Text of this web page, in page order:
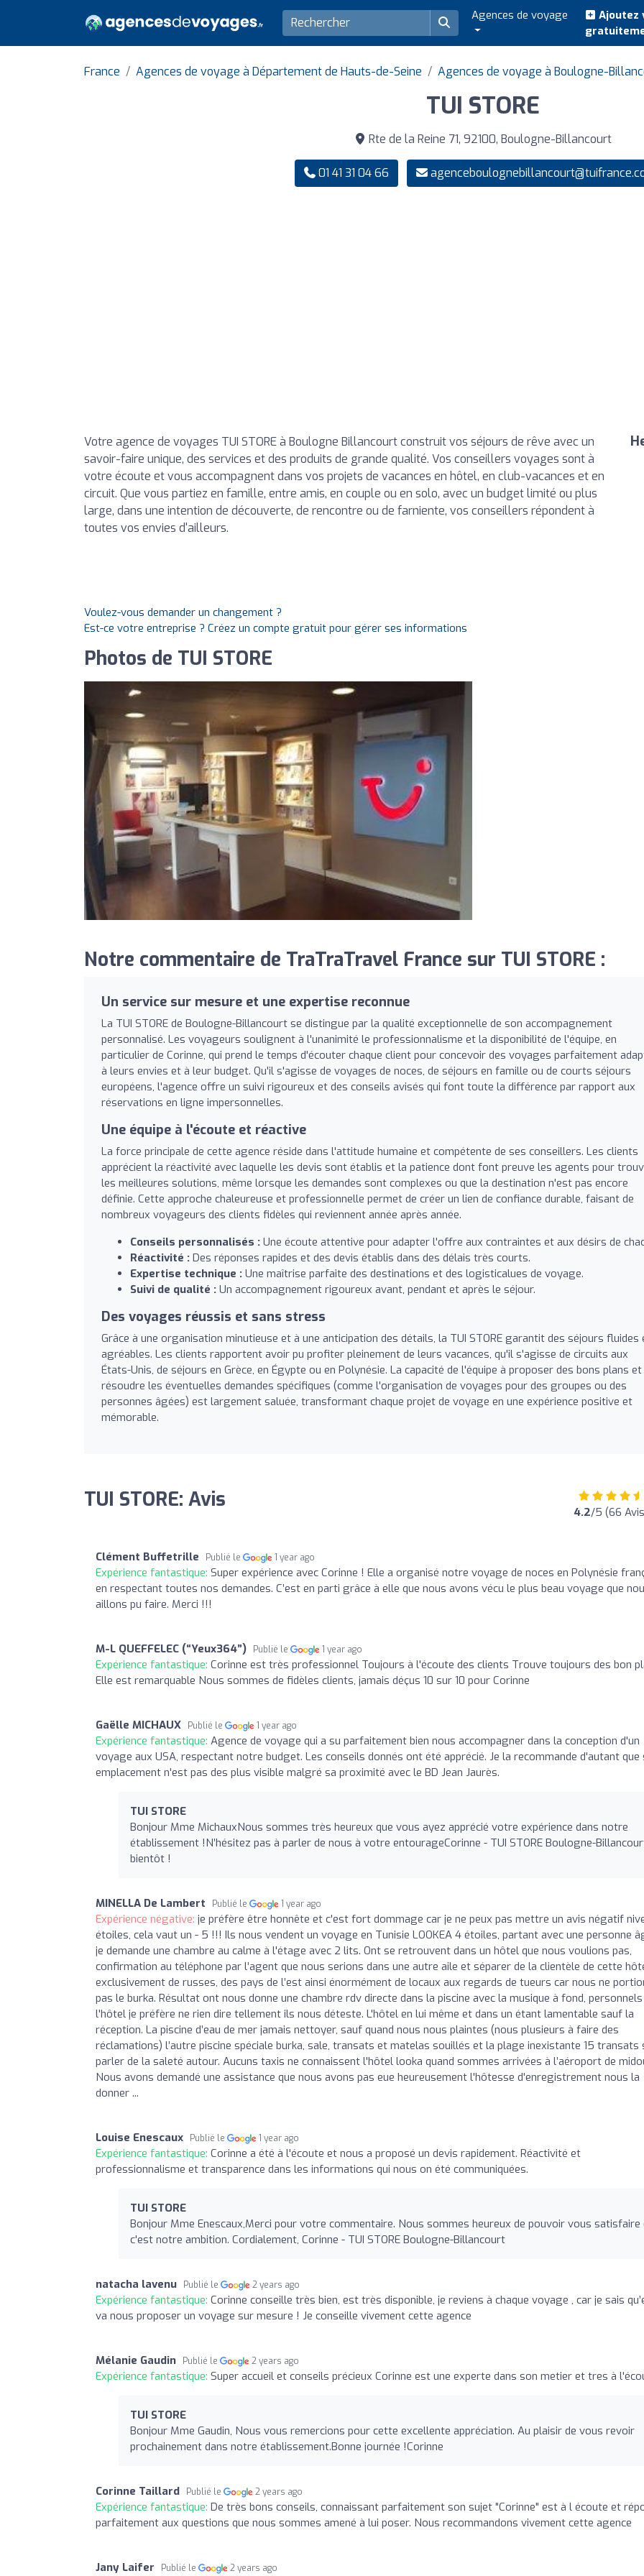
Agences de voyage
Ajoutez
France Agences de voyage à Département de Hauts-de-Seine Agences de voyage à Boulogne-
TUI STORE
Rte de la Reine 71, 92100, Boulogne-Billancourt
01 41 31 04 66
Votre agence de voyages TUI STORE à Boulogne Billancourt construit vos séjours de rêve avec un
savoir-faire unique, des services et des produits de grande qualité. Vos conseillers voyages sont à
votre écoute et vous accompagnent dans vos projets de vacances en hôtel, en club-vacances et en
circuit. Que vous partiez en famille, entre amis, en couple ou en solo, avec un budget limité ou plus
large, dans une intention de découverte, de rencontre ou de farniente, vos conseillers répondent à
toutes vos envies d'ailleurs.
Voulez-vous demander un changement ?
Est-ce votre entreprise ? Créez un compte gratuit pour gérer ses informations
Photos de TUI STORE
Notre commentaire de TraTraTravel France sur TUI STORE :
Un service sur mesure et une expertise reconnue
La TUI STORE de Boulogne-Billancourt se distingue par la qualité exceptionnelle de son accompagnement
personnalisé. Les voyageurs soulignent à l'unanimité le professionnalisme et la disponibilité de l'équipe, en
particulier de Corinne, qui prend le temps d'écouter chaque client pour concevoir des voyages parfaitement
à leurs envies et à leur budget. Qu'il s'agisse de voyages de noces, de séjours en famille ou de courts séjours
européens, l'agence offre un suivi rigoureux et des conseils avisés qui font toute la différence par rapport aux
réservations en ligne impersonnelles.
Une équipe à l'écoute et réactive
La force principale de cette agence réside dans l'attitude humaine et compétente de ses conseillers. Les clients
apprécient la réactivité avec laquelle les devis sont établis et la patience dont font preuve les agents pour
les meilleures solutions, même lorsque les demandes sont complexes ou que la destination n'est pas encore
définie. Cette approche chaleureuse et professionnelle permet de créer un lien de confiance durable, faisant de
nombreux voyageurs des clients fidèles qui reviennent année après année.
Conseils personnalisés : Une écoute attentive pour adapter l'offre aux contraintes et aux désirs de
Réactivité : Des réponses rapides et des devis établis dans des délais très courts.
Expertise technique : Une maîtrise parfaite des destinations et des logisticalues de voyage.
Suivi de qualité : Un accompagnement rigoureux avant, pendant et après le séjour.
Des voyages réussis et sans stress
Grâce à une organisation minutieuse et à une anticipation des détails, la TUI STORE garantit des séjours fluides
agréables. Les clients rapportent avoir pu profiter pleinement de leurs vacances, qu'il s'agisse de circuits aux
États-Unis, de séjours en Grèce, en Égypte ou en Polynésie. La capacité de l'équipe à proposer des bons plans et
résoudre les éventuelles demandes spécifiques (comme l'organisation de voyages pour des groupes ou des
personnes âgées) est largement saluée, transformant chaque projet de voyage en une expérience positive et
mémorable.
TUI STORE: Avis 4.2/5 (66
Clément Buffetrille Publié le 1 year ago
Expérience fantastique: Super expérience avec Corinne ! Elle a organisé notre voyage de noces en Polynésie
en respectant toutes nos demandes. C’est en parti grâce à elle que nous avons vécu le plus beau voyage que
aillons pu faire. Merci !!!
M-L QUEFFELEC (“Yeux364”) Publié le 1 year ago
Expérience fantastique: Corinne est très professionnel Toujours à l'écoute des clients Trouve toujours des bon
Elle est remarquable Nous sommes de fidèles clients, jamais déçus 10 sur 10 pour Corinne
Gaëlle MICHAUX Publié le 1 year ago
Expérience fantastique: Agence de voyage qui a su parfaitement bien nous accompagner dans la conception d'un
voyage aux USA, respectant notre budget. Les conseils donnés ont été apprécié. Je la recommande d'autant que
emplacement n'est pas des plus visible malgré sa proximité avec le BD Jean Jaurès.
TUI STORE
Bonjour Mme MichauxNous sommes très heureux que vous ayez apprécié votre expérience dans notre
établissement !N’hésitez pas à parler de nous à votre entourageCorinne - TUI STORE Boulogne-
bientôt !
MINELLA De Lambert Publié le 1 year ago
Expérience négative: je préfère être honnête et c'est fort dommage car je ne peux pas mettre un avis négatif
étoiles, cela vaut un - 5 !!! Ils nous vendent un voyage en Tunisie LOOKEA 4 étoiles, partant avec une personne
je demande une chambre au calme à l'étage avec 2 lits. Ont se retrouvent dans un hôtel que nous voulions pas,
confirmation au téléphone par l’agent que nous serions dans une autre aile et séparer de la clientèle de cette
exclusivement de russes, des pays de l’est ainsi énormément de locaux aux regards de tueurs car nous ne
pas le burka. Résultat ont nous donne une chambre rdv directe dans la piscine avec la musique à fond, personnels
l'hôtel je préfère ne rien dire tellement ils nous déteste. L'hôtel en lui même et dans un étant lamentable sauf la
réception. La piscine d’eau de mer jamais nettoyer, sauf quand nous nous plaintes (nous plusieurs à faire des
réclamations) l’autre piscine spéciale burka, sale, transats et matelas souillés et la plage inexistante 15 transats
parler de la saleté autour. Aucuns taxis ne connaissent l'hôtel looka quand sommes arrivées à l’aéroport de
Nous avons demandé une assistance que nous avons pas eue heureusement l'hôtesse d'enregistrement nous la
donner ...
Louise Enescaux Publié le 1 year ago
Expérience fantastique: Corinne a été à l'écoute et nous a proposé un devis rapidement. Réactivité et
professionnalisme et transparence dans les informations qui nous on été communiquées.
TUI STORE
Bonjour Mme Enescaux,Merci pour votre commentaire. Nous sommes heureux de pouvoir vous satisfaire
c'est notre ambition. Cordialement, Corinne - TUI STORE Boulogne-Billancourt
natacha lavenu Publié le 2 years ago
Expérience fantastique: Corinne conseille très bien, est très disponible, je reviens à chaque voyage , car je sais
va nous proposer un voyage sur mesure ! Je conseille vivement cette agence
Mélanie Gaudin Publié le 2 years ago
Expérience fantastique: Super accueil et conseils précieux Corinne est une experte dans son metier et tres à
TUI STORE
Bonjour Mme Gaudin, Nous vous remercions pour cette excellente appréciation. Au plaisir de vous revoir
prochainement dans notre établissement.Bonne journée !Corinne
Corinne Taillard Publié le 2 years ago
Expérience fantastique: De très bons conseils, connaissant parfaitement son sujet "Corinne" est à l écoute et
parfaitement aux questions que nous sommes amené à lui poser. Nous recommandons vivement cette agence
Jany Laifer Publié le 2 years ago